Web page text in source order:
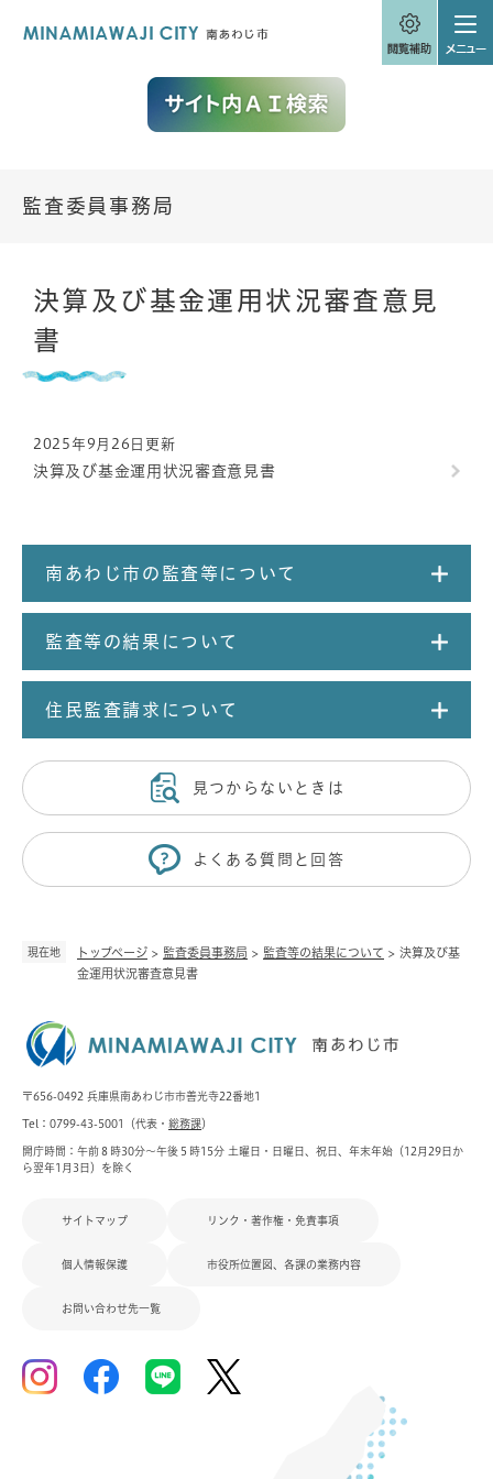
現在地 トップページ > 監査委員事務局 > 監査等の結果について > 決算及び基
金運用状況審査意見書
監査委員事務局
文決算及び基金運用状況審査意見
書
2025年9月26日更新
決算及び基金運用状況審査意見書
南あわじ市の監査等について
監査等の結果について
住民監査請求について
見つからないときは
よくある質問と回答
〒656-0492 兵庫県南あわじ市市善光寺22番地1
Tel：0799-43-5001（代表・ 総務課）
開庁時間：午前８時30分～午後５時15分 土曜日・日曜日、祝日、年末年始（12月29日か
ら翌年1月3日）を除く
サイトマップ リンク・著作権・免責事項
個人情報保護 市役所位置図、各課の業務内容
お問い合わせ先一覧